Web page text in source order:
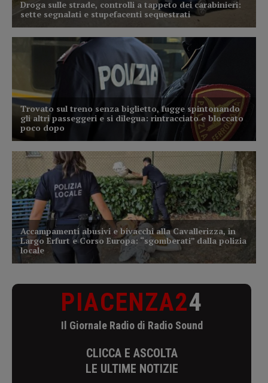
PIACENZA24
Il Giornale Radio di Radio Sound
CLICCA E ASCOLTA
LE ULTIME NOTIZIE